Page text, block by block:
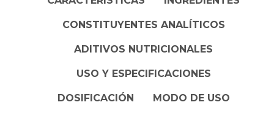
completa y balanceada
para tu mascota.
Presentado en
fácil aperturapara que
el comedero de tu
CONSTITUYENTES ANALÍTICOS
ADITIVOS NUTRICIONALES
USO Y ESPECIFICACIONES
DOSIFICACIÓN MODO DE USO